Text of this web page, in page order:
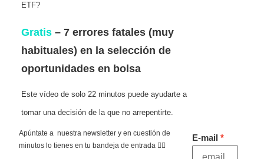
ETF?
Gratis – 7 errores fatales (muy
habituales) en la selección de
oportunidades en bolsa
Este vídeo de solo 22 minutos puede ayudarte a
tomar una decisión de la que no arrepentirte.
Apúntate a nuestra newsletter y en cuestión de
minutos lo tienes en tu bandeja de entrada 👇🏻
E-mail